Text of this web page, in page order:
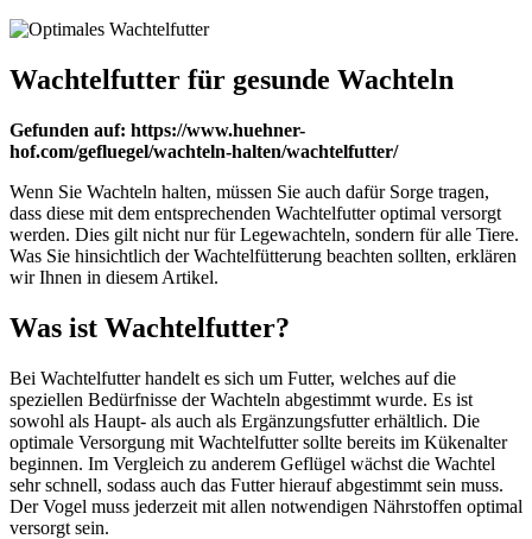
Wachtelfutter für gesunde Wachteln
Gefunden auf: https://www.huehner-
hof.com/gefluegel/wachteln-halten/wachtelfutter/
Wenn Sie Wachteln halten, müssen Sie auch dafür Sorge tragen,
dass diese mit dem entsprechenden Wachtelfutter optimal versorgt
werden. Dies gilt nicht nur für Legewachteln, sondern für alle Tiere.
Was Sie hinsichtlich der Wachtelfütterung beachten sollten, erklären
wir Ihnen in diesem Artikel.
Was ist Wachtelfutter?
Bei Wachtelfutter handelt es sich um Futter, welches auf die
speziellen Bedürfnisse der Wachteln abgestimmt wurde. Es ist
sowohl als Haupt- als auch als Ergänzungsfutter erhältlich. Die
optimale Versorgung mit Wachtelfutter sollte bereits im Kükenalter
beginnen. Im Vergleich zu anderem Geflügel wächst die Wachtel
sehr schnell, sodass auch das Futter hierauf abgestimmt sein muss.
Der Vogel muss jederzeit mit allen notwendigen Nährstoffen optimal
versorgt sein.